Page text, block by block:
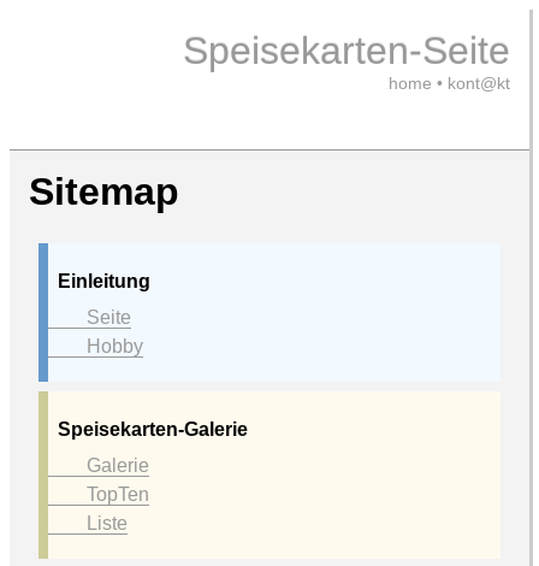
Speisekarten-Seite
home • kont@kt
Sitemap
Einleitung
Seite
Hobby
Speisekarten-Galerie
Galerie
TopTen
Liste